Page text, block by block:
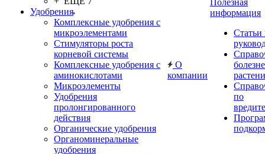
Удобрения
Комплексные удобрения с
микроэлементами
Стимуляторы роста
корневой системы
Комплексные удобрения с
аминокислотами
Микроэлементы
Удобрения
пролонгированного
действия
Органические удобрения
Органоминеральные
удобрения
О
компании
Полезная
информация
Статьи
по